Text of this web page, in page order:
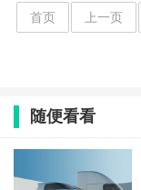
首页 上一页
随便看看